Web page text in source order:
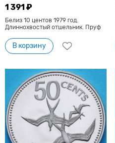
1 391 ₽
Белиз 10 центов 1979 год.
Длиннохвостый отшельник. Пруф
В корзину